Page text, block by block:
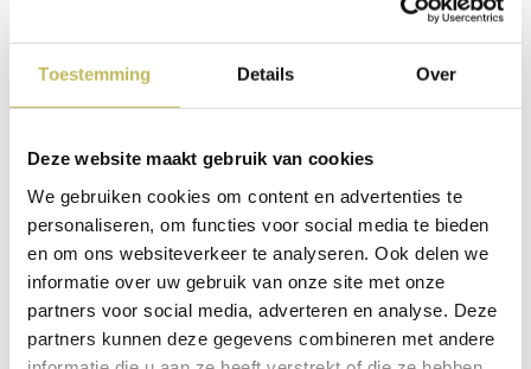
Toestemming Details Over
Deze website maakt gebruik van cookies
We gebruiken cookies om content en advertenties te
personaliseren, om functies voor social media te bieden
en om ons websiteverkeer te analyseren. Ook delen we
informatie over uw gebruik van onze site met onze
partners voor social media, adverteren en analyse. Deze
partners kunnen deze gegevens combineren met andere